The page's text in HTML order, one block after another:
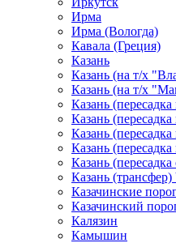
Ирма
Ирма (Вологда)
Кавала (Греция)
Казань
Казань (на т/х
Казань (на т/х
Казань
Казань
Казань
Казань
Казань
Казань
Казачинские
Казачинский
Калязин
Камышин